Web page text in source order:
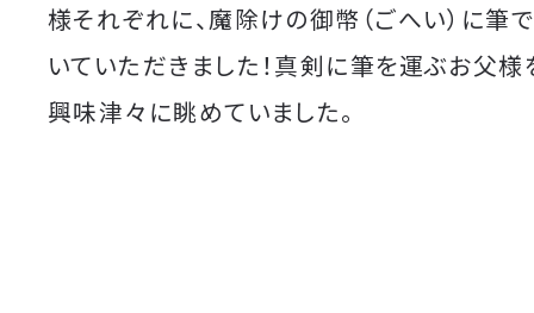
様それぞれに、魔除けの御幣（ごへい）に筆
いていただきました！真剣に筆を運ぶお父様
興味津々に眺めていました。